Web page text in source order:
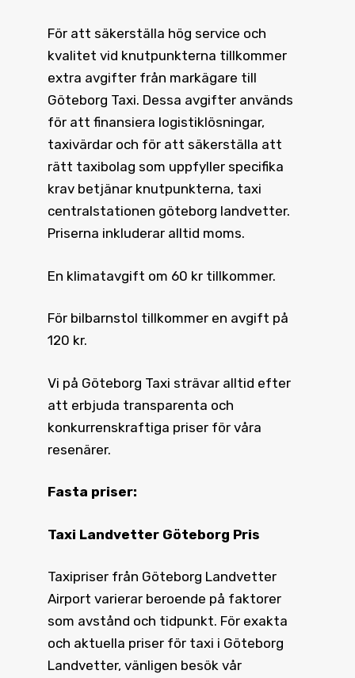
För att säkerställa hög service och
kvalitet vid knutpunkterna tillkommer
extra avgifter från markägare till
Göteborg Taxi. Dessa avgifter används
för att finansiera logistiklösningar,
taxivärdar och för att säkerställa att
rätt taxibolag som uppfyller specifika
krav betjänar knutpunkterna, taxi
centralstationen göteborg landvetter.
Priserna inkluderar alltid moms.
En klimatavgift om 60 kr tillkommer.
För bilbarnstol tillkommer en avgift på
120 kr.
Vi på Göteborg Taxi strävar alltid efter
att erbjuda transparenta och
konkurrenskraftiga priser för våra
resenärer.
Fasta priser:
Taxi Landvetter Göteborg Pris
Taxipriser från Göteborg Landvetter
Airport varierar beroende på faktorer
som avstånd och tidpunkt. För exakta
och aktuella priser för taxi i Göteborg
Landvetter, vänligen besök vår